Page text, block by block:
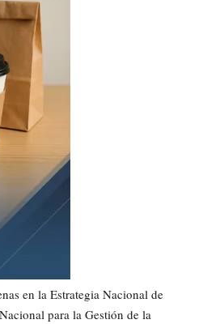
en la Estrategia Nacional de
para la Gestión de la